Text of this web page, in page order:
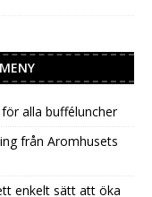
alla bufféluncher
från Aromhusets
enkelt sätt att öka